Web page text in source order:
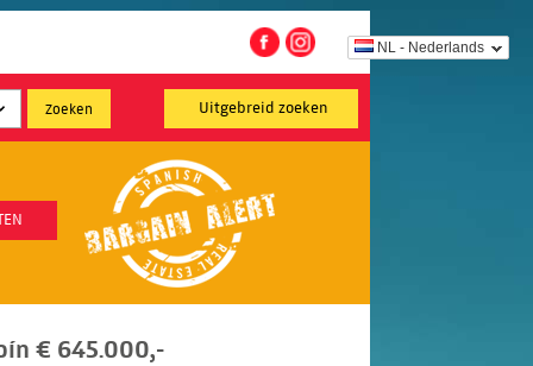
NL - Nederlands
Uitgebreid zoeken
€ 645.000,-